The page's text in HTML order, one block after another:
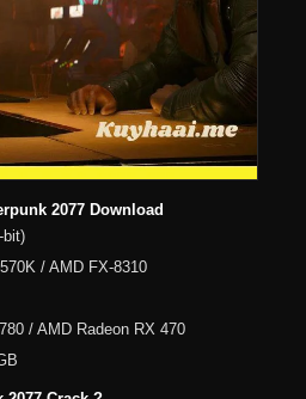
2077 Download
bit)
/ AMD FX-8310
/ AMD Radeon RX 470